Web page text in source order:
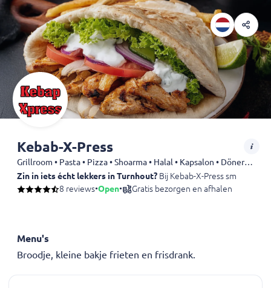
Kebab-X-Press
Grillroom • Pasta • Pizza • Shoarma • Halal • Kapsalon • Döner • Dürüm • Kebab • Drankjes
Zin in iets écht lekkers in Turnhout? Bij Kebab-X-Press smul je
8 reviews•Open• Gratis bezorgen en afhalen
Menu's
Broodje, kleine bakje frieten en frisdrank.